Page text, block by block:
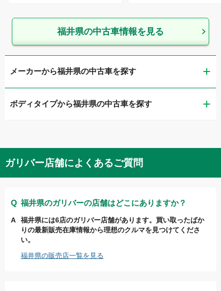
三重県
福井県の中古車情報を見る
メーカーから福井県の中古車を探す
トヨタ
日産
ボディタイプから福井県の中古車を探す
ガリバー店舗によくあるご質問
福井県のガリバーの店舗はどこにありますか？
福井県には6店のガリバー店舗があります。買い取ったばか
りの最新販売在庫情報から理想のクルマを見つけてくださ
い。
福井県の販売店一覧を見る